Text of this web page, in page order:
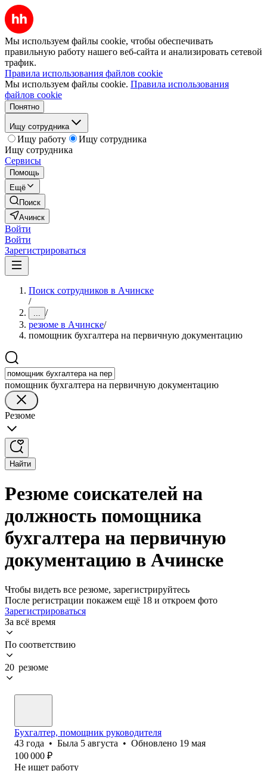
Мы используем файлы cookie, чтобы обеспечивать
правильную работу нашего веб-сайта и анализировать сетевой
трафик.
Правила использования файлов cookie
Мы используем файлы cookie. Правила использования
файлов cookie
Понятно
Ищу сотрудника
Ищу работу
Ищу сотрудника
Ищу сотрудника
Сервисы
Помощь
Ещё
Поиск
Ачинск
Войти
Войти
Зарегистрироваться
Поиск сотрудников в Ачинске
/
... /
резюме в Ачинске/
помощник бухгалтера на первичную документацию
помощник бухгалтера на первичную документацию
Резюме
Найти
Резюме соискателей на
должность помощника
бухгалтера на первичную
документацию в Ачинске
Чтобы видеть все резюме, зарегистрируйтесь
После регистрации покажем ещё 18 и откроем фото
Зарегистрироваться
За всё время
По соответствию
20 резюме
Бухгалтер, помощник руководителя
43 года • Была 5 августа • Обновлено 19 мая
100 000 ₽
Не ищет работу